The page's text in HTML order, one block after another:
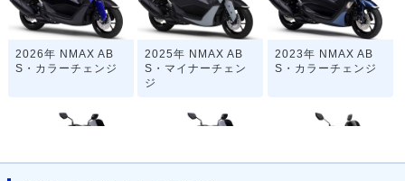
2026年 NMAX AB
S・カラーチェンジ
2025年 NMAX AB
S・マイナーチェン
ジ
2023年 NMAX AB
S・カラーチェンジ